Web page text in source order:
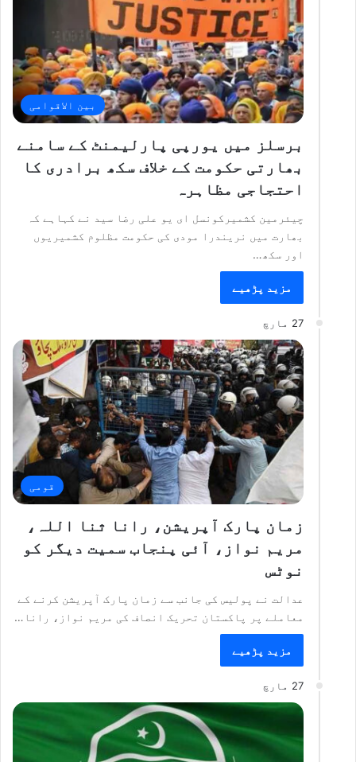
بین الاقوامی
برسلز میں یورپی پارلیمنٹ کے سامنے
بھارتی حکومت کے خلاف سکھ برادری کا
احتجاجی مظاہرہ
چیئرمین کشمیرکونسل ای یو علی رضا سید نے کہاہے کہ
بھارت میں نریندرا مودی کی حکومت مظلوم کشمیریوں
اور سکھ…
مزید پڑھیے
27 مارچ
قومی
زمان پارک آپریشن، رانا ثنا اللہ،
مریم نواز، آئی پنجاب سمیت دیگر کو
نوٹس
عدالت نے پولیس کی جانب سے زمان پارک آپریشن کرنے کے
معاملے پر پاکستان تحریک انصاف کی مریم نواز، رانا…
مزید پڑھیے
27 مارچ